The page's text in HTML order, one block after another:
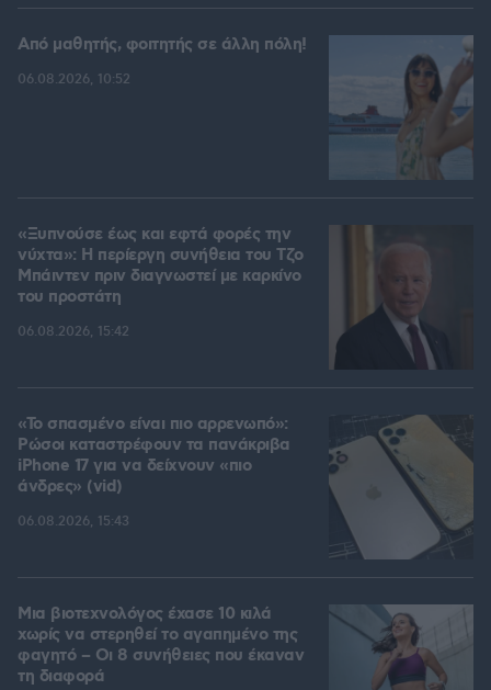
Από μαθητής, φοιτητής σε άλλη πόλη!
06.08.2026, 10:52
«Ξυπνούσε έως και εφτά φορές την
νύχτα»: Η περίεργη συνήθεια του Τζο
Μπάιντεν πριν διαγνωστεί με καρκίνο
του προστάτη
06.08.2026, 15:42
«Το σπασμένο είναι πιο αρρενωπό»:
Ρώσοι καταστρέφουν τα πανάκριβα
iPhone 17 για να δείχνουν «πιο
άνδρες» (vid)
06.08.2026, 15:43
Μια βιοτεχνολόγος έχασε 10 κιλά
χωρίς να στερηθεί το αγαπημένο της
φαγητό – Οι 8 συνήθειες που έκαναν
τη διαφορά